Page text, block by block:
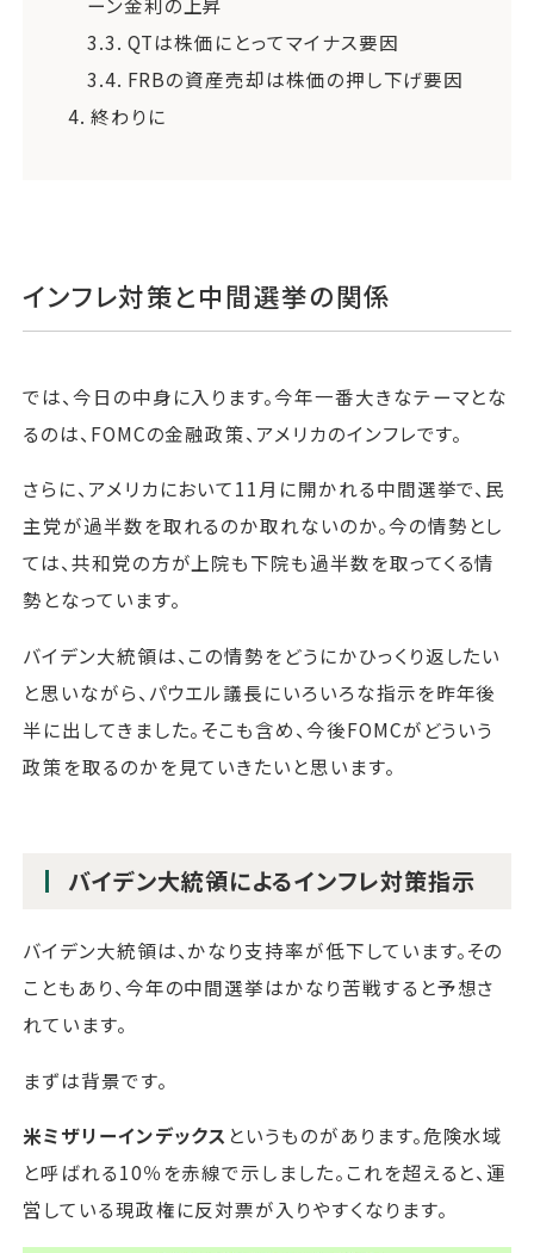
3.3. QTは株価にとってマイナス要因
3.4. FRBの資産売却は株価の押し下げ要因
4. 終わりに
インフレ対策と中間選挙の関係
では、今日の中身に入ります。今年一番大きなテーマとな
るのは、FOMCの金融政策、アメリカのインフレです。
さらに、アメリカにおいて11月に開かれる中間選挙で、民
主党が過半数を取れるのか取れないのか。今の情勢とし
ては、共和党の方が上院も下院も過半数を取ってくる情
勢となっています。
バイデン大統領は、この情勢をどうにかひっくり返したい
と思いながら、パウエル議長にいろいろな指示を昨年後
半に出してきました。そこも含め、今後FOMCがどういう
政策を取るのかを見ていきたいと思います。
バイデン大統領によるインフレ対策指示
バイデン大統領は、かなり支持率が低下しています。その
こともあり、今年の中間選挙はかなり苦戦すると予想さ
れています。
まずは背景です。
米ミザリーインデックス というものがあります。危険水域
と呼ばれる10％を赤線で示しました。これを超えると、運
営している現政権に反対票が入りやすくなります。